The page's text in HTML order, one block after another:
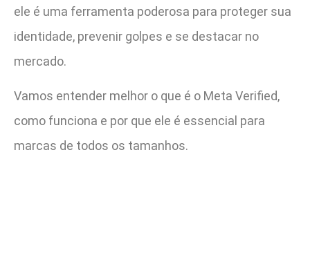
ele é uma ferramenta poderosa para proteger sua
identidade, prevenir golpes e se destacar no
mercado.
Vamos entender melhor o que é o Meta Verified,
como funciona e por que ele é essencial para
marcas de todos os tamanhos.